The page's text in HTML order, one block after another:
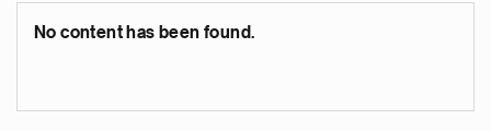
No content has been found.